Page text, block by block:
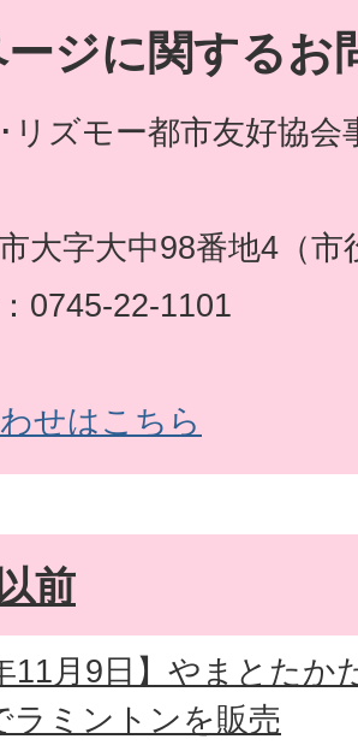
ジに関するお
リズモー都市友好協会
大字大中98番地4（市
0745-22-1101
せはこちら
前
11月9日】やまとた
ラミントンを販売